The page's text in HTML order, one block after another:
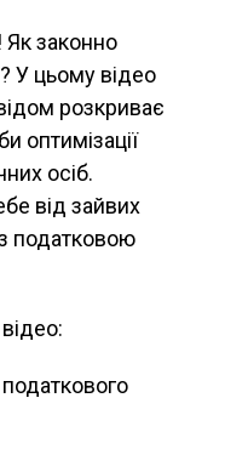
Як законно
У цьому відео
розкриває
оптимізації
осіб.
від зайвих
податковою